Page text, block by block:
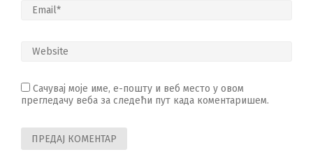
Сачувај моје име, е-пошту и веб место у овом
прегледачу веба за следећи пут када коментаришем.